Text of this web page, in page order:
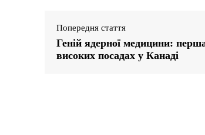
Попередня стаття
Геній ядерної медицини:
високих посадах у Канаді